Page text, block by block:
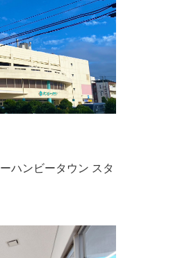
ハンビータウン スタ